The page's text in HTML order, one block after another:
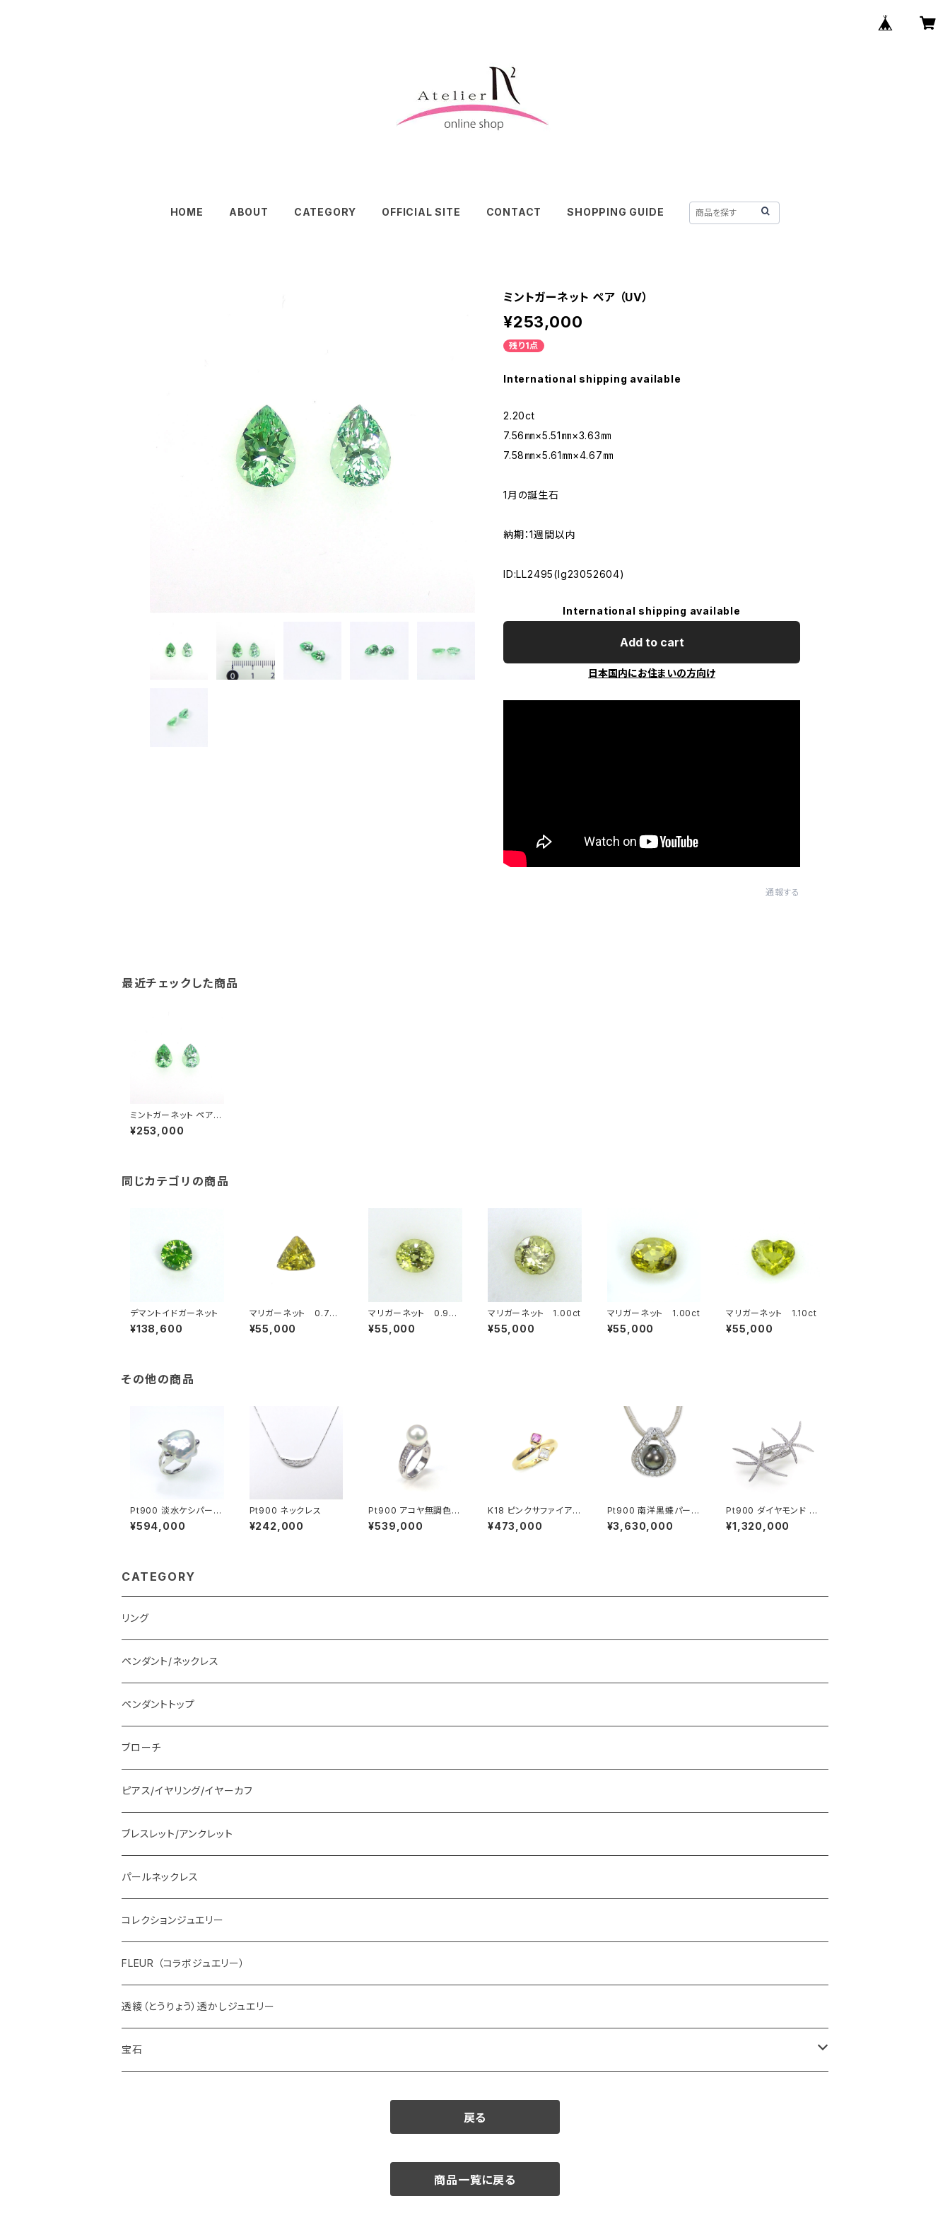
HOME ABOUT CATEGORY OFFICIAL SITE CONTACT SHOPPING GUIDE
ミントガーネット ペア （UV）
¥253,000
残り1点
International shipping available
2.20ct
7.56㎜×5.51㎜×3.63㎜
7.58㎜×5.61㎜×4.67㎜
1月の誕生石
納期：1週間以内
ID:LL2495(lg23052604)
International shipping available
Add to cart
日本国内にお住まいの方向け
通報する
最近チェックした商品
ミントガーネット ペア
（UV）
¥253,000
同じカテゴリの商品
デマントイドガーネット
¥138,600
マリガーネット 0.74c
t¥55,000
マリガーネット 0.99c
t
¥55,000
マリガーネット 1.00ct
¥55,000
マリガーネット 1.00ct
¥55,000
マリガーネット 1.10ct
¥55,000
その他の商品
Pt900 淡水ケシパール
リング
¥594,000
Pt900 ネックレス
¥242,000
Pt900 アコヤ無調色パ
ール ダイヤモンド リン
グ
¥539,000
K18 ピンクサファイア
ダイヤモンド リング
¥473,000
Pt900 南洋黒蝶パール
アコヤ無調色ベビーパ
ール ダイヤモンド ペン
¥3,630,000
Pt900 ダイヤモンド リ
ング
¥1,320,000
CATEGORY
リング
ペンダント/ネックレス
ペンダントトップ
ブローチ
ピアス/イヤリング/イヤーカフ
ブレスレット/アンクレット
パールネックレス
コレクションジュエリー
FLEUR （コラボジュエリー）
透綾（とうりょう）透かしジュエリー
宝石
戻る
商品一覧に戻る